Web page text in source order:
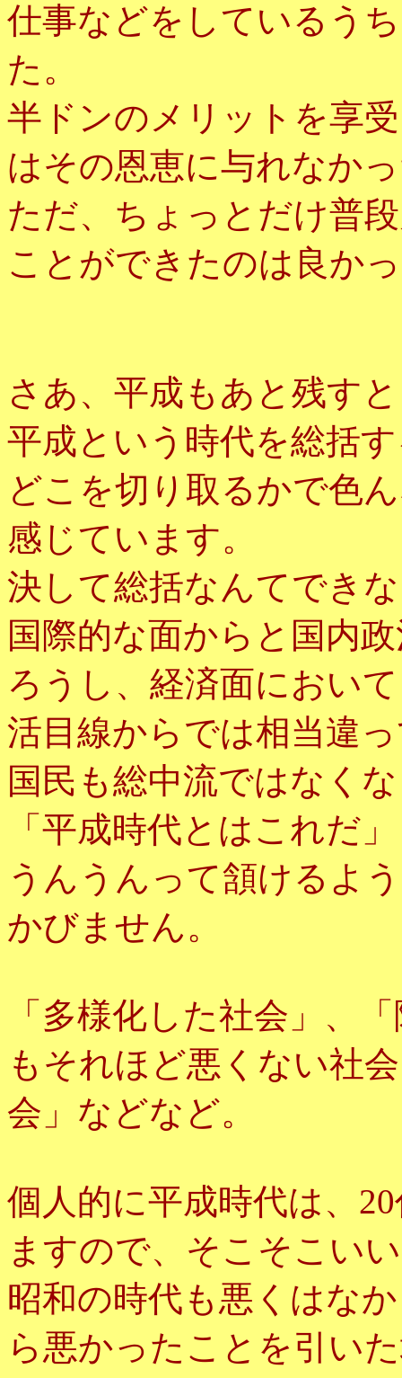
仕事などをしているう
た。
半ドンのメリットを享
はその恩恵に与れなか
ただ、ちょっとだけ普
ことができたのは良か
さあ、平成もあと残す
平成という時代を総括
どこを切り取るかで色
感じています。
決して総括なんてでき
国際的な面からと国内
ろうし、経済面におい
活目線からでは相当違
国民も総中流ではなく
「平成時代とはこれだ
うんうんって頷けるよ
かびません。
「多様化した社会」、
もそれほど悪くない社
会」などなど。
個人的に平成時代は、
ますので、そこそこい
昭和の時代も悪くはな
ら悪かったことを引い